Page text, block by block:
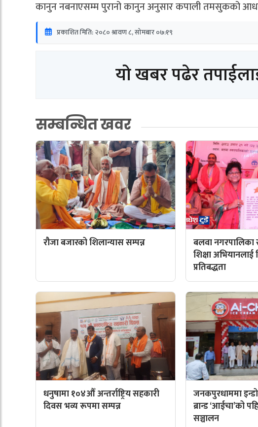
कानुन नबनाएसम्म पुरानो कानुन अनुसार कपाली तमसुकको
प्रकाशित मिति: २०८० श्रावण ८, सोमबार ०७:१९
यो खबर पढेर
सम्बन्धित खवर
रौजा बजारको शिलान्यास सम्पन्न
बलवा नगरपालिका
शिक्षा अभियानलाई
प्रतिबद्धता
धनुषामा १०४औँ अन्तर्राष्ट्रिय सहकारी
दिवस भव्य रूपमा सम्पन्न
जनकपुरधाममा
ब्रान्ड ‘आईचा’को
सञ्चालन